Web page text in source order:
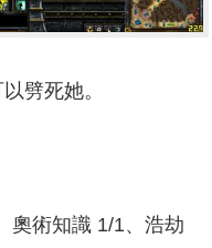
劈死她。
奧術知識 1/1、浩劫